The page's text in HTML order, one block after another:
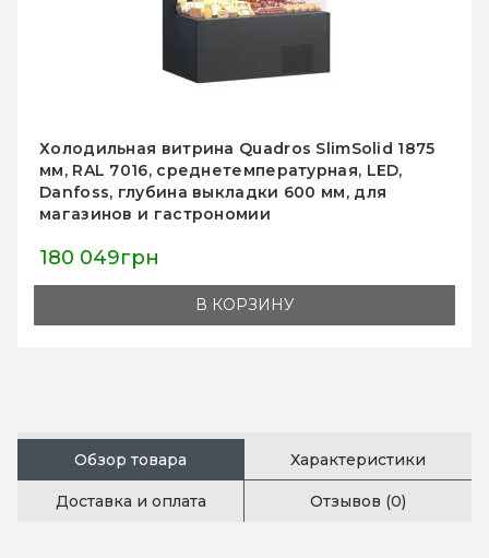
Холодильная витрина Quadros SlimSolid 1875
мм, RAL 7016, среднетемпературная, LED,
Danfoss, глубина выкладки 600 мм, для
магазинов и гастрономии
180 049грн
В КОРЗИНУ
Обзор товара Характеристики
Доставка и оплата Отзывов (0)